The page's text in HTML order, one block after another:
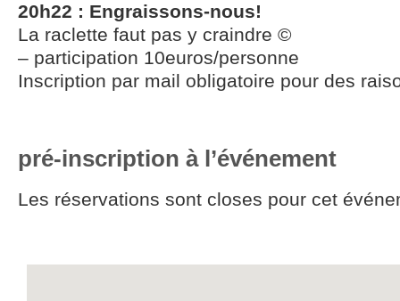
20h22 : Engraissons-nous!
La raclette faut pas y craindre ©
– participation 10euros/personne
Inscription par mail obligatoire pour des
pré-inscription à l’événement
Les réservations sont closes pour cet